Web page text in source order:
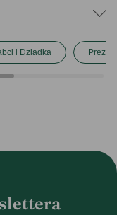
i Dziadka